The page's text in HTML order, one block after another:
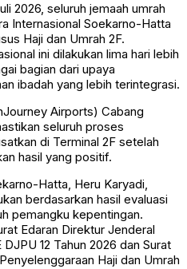
2026, seluruh jemaah umrah
Internasional Soekarno-Hatta
Haji dan Umrah 2F.
ini dilakukan lima hari lebih
bagian dari upaya
ibadah yang lebih terintegrasi.
Airports) Cabang
seluruh proses
di Terminal 2F setelah
hasil yang positif.
Hatta, Heru Karyadi,
berdasarkan hasil evaluasi
pemangku kepentingan.
Edaran Direktur Jenderal
12 Tahun 2026 dan Surat
Haji dan Umrah